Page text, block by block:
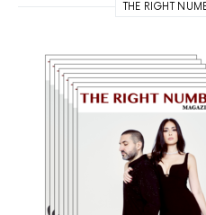
THE RIGHT